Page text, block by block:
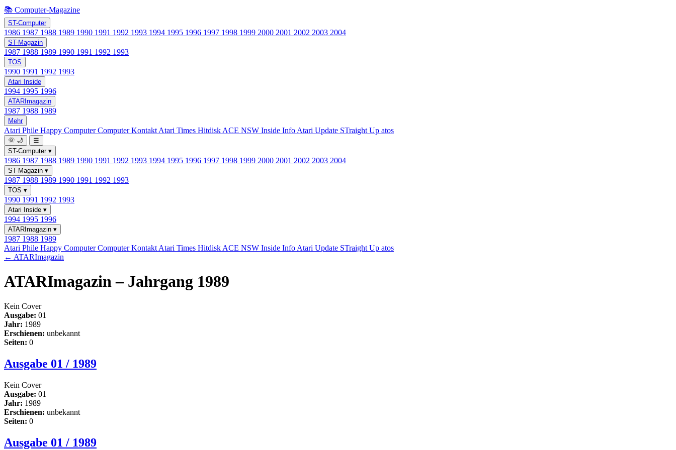
📚 Computer-Magazine
ST-Computer
1986 1987 1988 1989 1990 1991 1992 1993 1994 1995 1996 1997 1998 1999 2000 2001 2002 2003 2004
ST-Magazin
1987 1988 1989 1990 1991 1992 1993
TOS
1990 1991 1992 1993
Atari Inside
1994 1995 1996
ATARImagazin
1987 1988 1989
Mehr
Atari Phile Happy ComputerComputer Kontakt Atari Times Hitdisk ACE NSW Inside Info Atari Update STraight Up atos
🌞 🌙
☰
ST-Computer ▾
1986 1987 1988 1989 1990 1991 1992 1993 1994 1995 1996 1997 1998 1999 2000 2001 2002 2003 2004
ST-Magazin ▾
1987 1988 1989 1990 1991 1992 1993
TOS ▾
1990 1991 1992 1993
Atari Inside ▾
1994 1995 1996
ATARImagazin ▾
1987 1988 1989
Atari Phile Happy ComputerComputer Kontakt Atari Times Hitdisk ACE NSW Inside Info Atari Update STraight Up atos
← ATARImagazin
ATARImagazin – Jahrgang 1989
Kein Cover
Ausgabe: 01
Jahr: 1989
Erschienen: unbekannt
Seiten: 0
Ausgabe 01 / 1989
Kein Cover
Ausgabe: 01
Jahr: 1989
Erschienen: unbekannt
Seiten: 0
Ausgabe 01 / 1989